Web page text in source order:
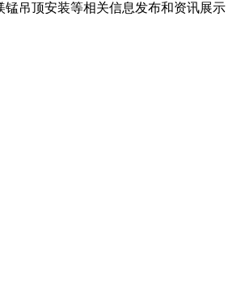
锰吊顶安装等相关信息发布和资讯展